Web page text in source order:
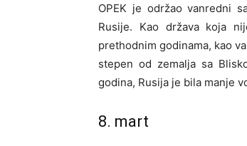
OPEK je održao vanredni
Rusije. Kao država koja
prethodnim godinama, kao
stepen od zemalja sa
godina, Rusija je bila manje
8. mart